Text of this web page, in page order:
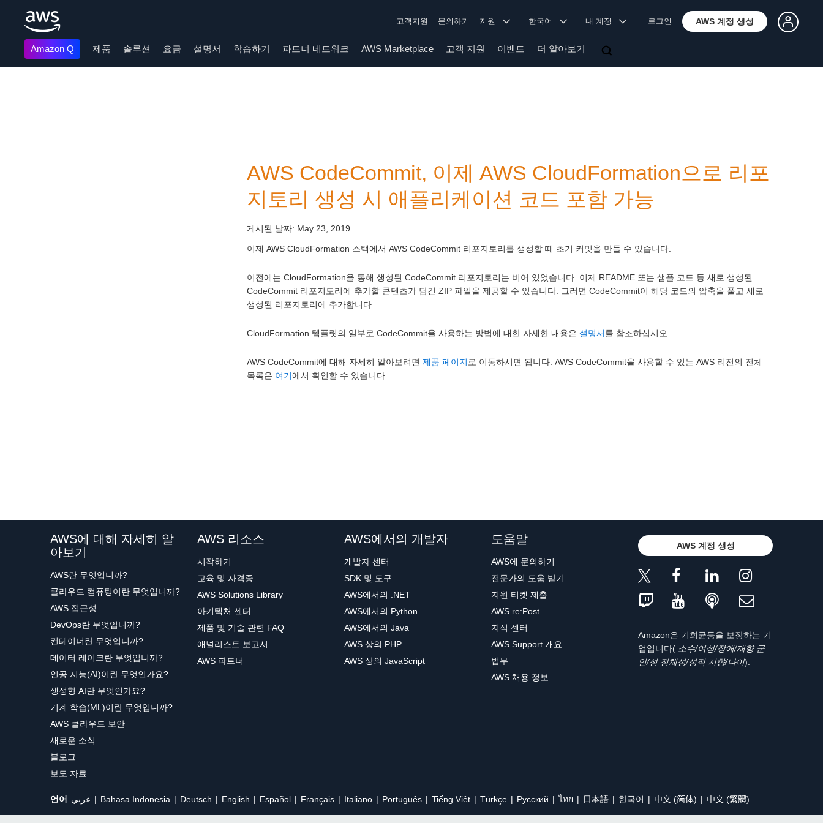
고객지원 문의하기 지원 한국어 내 계정 로그인 AWS 계정 생성
Amazon Q 제품 솔루션 요금 설명서 학습하기 파트너 네트워크 AWS Marketplace 고객 지원 이벤트 더 알아보기
AWS CodeCommit, 이제 AWS CloudFormation으로 리포
지토리 생성 시 애플리케이션 코드 포함 가능
게시된 날짜: May 23, 2019
이제 AWS CloudFormation 스택에서 AWS CodeCommit 리포지토리를 생성할 때 초기 커밋을 만들 수 있습니다.
이전에는 CloudFormation을 통해 생성된 CodeCommit 리포지토리는 비어 있었습니다. 이제 README 또는 샘플 코드 등 새로 생성된
CodeCommit 리포지토리에 추가할 콘텐츠가 담긴 ZIP 파일을 제공할 수 있습니다. 그러면 CodeCommit이 해당 코드의 압축을 풀고 새로
생성된 리포지토리에 추가합니다.
CloudFormation 템플릿의 일부로 CodeCommit을 사용하는 방법에 대한 자세한 내용은 설명서를 참조하십시오.
AWS CodeCommit에 대해 자세히 알아보려면 제품 페이지 로 이동하시면 됩니다. AWS CodeCommit을 사용할 수 있는 AWS 리전의 전체
목록은 여기에서 확인할 수 있습니다.
AWS에 대해 자세히 알
아보기
AWS란 무엇입니까?
클라우드 컴퓨팅이란 무엇입니까?
AWS 접근성
DevOps란 무엇입니까?
컨테이너란 무엇입니까?
데이터 레이크란 무엇입니까?
인공 지능(AI)이란 무엇인가요?
생성형 AI란 무엇인가요?
기계 학습(ML)이란 무엇입니까?
AWS 클라우드 보안
새로운 소식
블로그
보도 자료
AWS 리소스
시작하기
교육 및 자격증
AWS Solutions Library
아키텍처 센터
제품 및 기술 관련 FAQ
애널리스트 보고서
AWS 파트너
AWS에서의 개발자
개발자 센터
SDK 및 도구
AWS에서의 .NET
AWS에서의 Python
AWS에서의 Java
AWS 상의 PHP
AWS 상의 JavaScript
도움말
AWS에 문의하기
전문가의 도움 받기
지원 티켓 제출
AWS re:Post
지식 센터
AWS Support 개요
법무
AWS 채용 정보
AWS 계정 생성
Amazon은 기회균등을 보장하는 기
업입니다( 소수/여성/장애/재향 군
인/성 정체성/성적 지향/나이).
언어 عربي Bahasa Indonesia Deutsch English Español Français Italiano Português Tiếng Việt Türkçe Ρусский ไทย 日本語 한국어 中文 (简体) 中文 (繁體)